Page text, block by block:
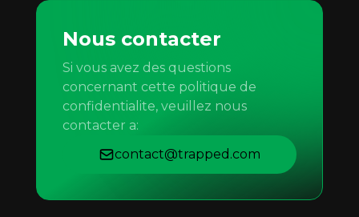
Nous contacter
Si vous avez des questions
concernant cette politique de
confidentialite, veuillez nous
contacter a:
contact@trapped.com